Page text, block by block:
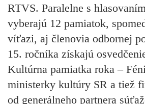
RTVS. Paralelne s
vyberajú 12 pamiatok,
víťazi, aj členovia odbornej
15. ročníka získajú
Kultúrna pamiatka roka –
ministerky kultúry SR a tiež
od generálneho partnera